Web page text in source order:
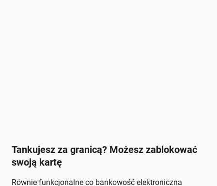
Tankujesz za granicą? Możesz zablokować
swoją kartę
Równie funkcjonalne co bankowość elektroniczna